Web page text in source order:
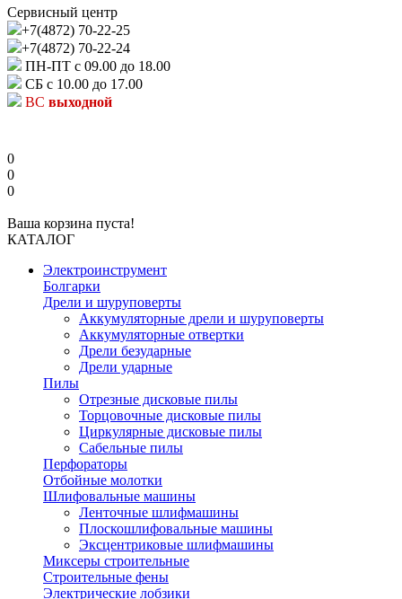
Сервисный центр
+7(4872) 70-22-25
+7(4872) 70-22-24
ПН-ПТ с 09.00 до 18.00
СБ с 10.00 до 17.00
ВС выходной
0
0
0
Ваша корзина пуста!
КАТАЛОГ
Электроинструмент
Болгарки
Дрели и шуруповерты
Аккумуляторные дрели и шуруповерты
Аккумуляторные отвертки
Дрели безударные
Дрели ударные
Пилы
Отрезные дисковые пилы
Торцовочные дисковые пилы
Циркулярные дисковые пилы
Сабельные пилы
Перфораторы
Отбойные молотки
Шлифовальные машины
Ленточные шлифмашины
Плоскошлифовальные машины
Эксцентриковые шлифмашины
Миксеры строительные
Строительные фены
Электрические лобзики